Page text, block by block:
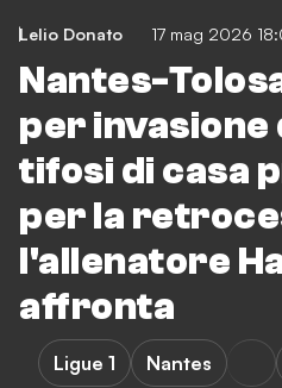
Lelio Donato 17 mag 2026
Nantes-
per invasione
tifosi di casa
per la
l'allenatore
affronta
Ligue 1 Nantes